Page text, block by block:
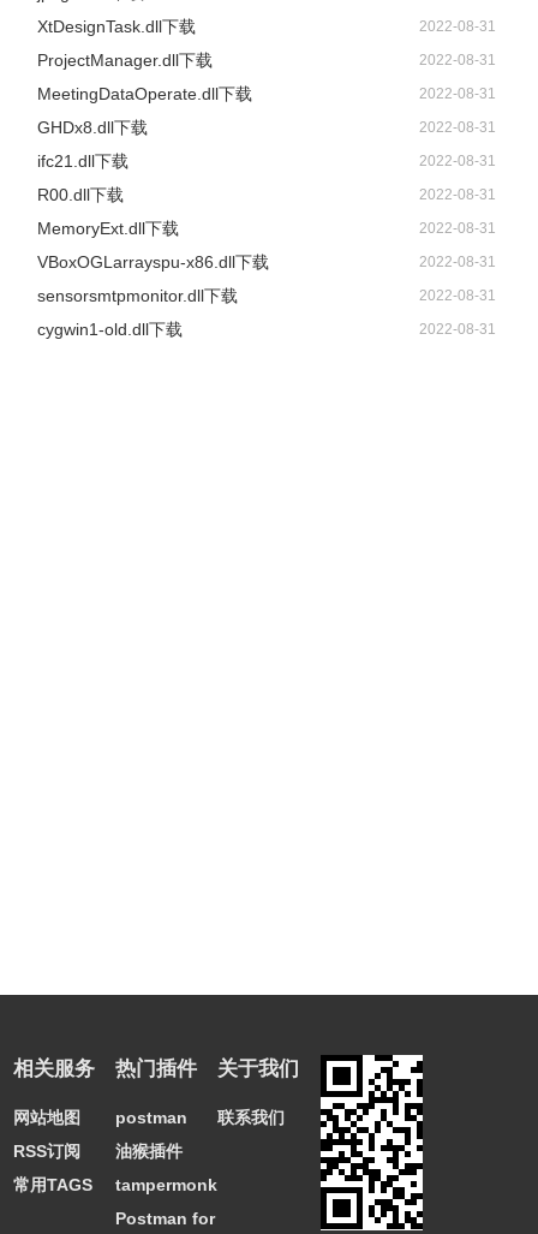
XtDesignTask.dll下载 2022-08-31
ProjectManager.dll下载 2022-08-31
MeetingDataOperate.dll下载 2022-08-31
GHDx8.dll下载 2022-08-31
ifc21.dll下载 2022-08-31
R00.dll下载 2022-08-31
MemoryExt.dll下载 2022-08-31
VBoxOGLarrayspu-x86.dll下载 2022-08-31
sensorsmtpmonitor.dll下载 2022-08-31
cygwin1-old.dll下载 2022-08-31
相关服务
网站地图
RSS订阅
常用TAGS
热门插件
postman
油猴插件
tampermonkey
Postman for
关于我们
联系我们